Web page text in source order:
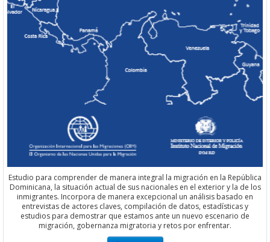
Estudio para comprender de manera integral la migración en la República
Dominicana, la situación actual de sus nacionales en el exterior y la de los
inmigrantes. Incorpora de manera excepcional un análisis basado en
entrevistas de actores claves, compilación de datos, estadísticas y
estudios para demostrar que estamos ante un nuevo escenario de
migración, gobernanza migratoria y retos por enfrentar.